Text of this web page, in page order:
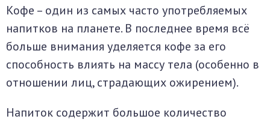
Кофе – один из самых часто употребляемых
напитков на планете. В последнее время всё
больше внимания уделяется кофе за его
способность влиять на массу тела (особенно в
отношении лиц, страдающих ожирением).
Напиток содержит большое количество
суставы, мышцы